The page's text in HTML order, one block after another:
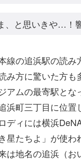
、と思いきや…！
線の追浜駅の読み
み方に驚いた方も
アムの最寄駅とな
浜町三丁目に位置
ディには横浜
星たちよ」が使わ
は地名の追浜（お